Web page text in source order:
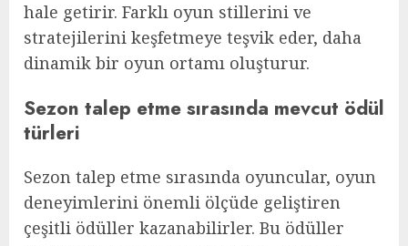
hale getirir. Farklı oyun stillerini ve
stratejilerini keşfetmeye teşvik eder, daha
dinamik bir oyun ortamı oluşturur.
Sezon talep etme sırasında mevcut ödül
türleri
Sezon talep etme sırasında oyuncular, oyun
deneyimlerini önemli ölçüde geliştiren
çeşitli ödüller kazanabilirler. Bu ödüller